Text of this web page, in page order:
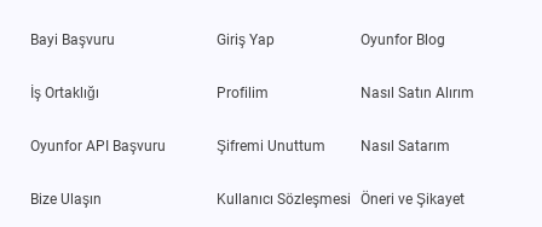
Bayi Başvuru
İş Ortaklığı
Oyunfor API Başvuru
Bize Ulaşın
Giriş Yap
Profilim
Şifremi Unuttum
Kullanıcı Sözleşmesi
Oyunfor Blog
Nasıl Satın Alırım
Nasıl Satarım
Öneri ve Şikayet